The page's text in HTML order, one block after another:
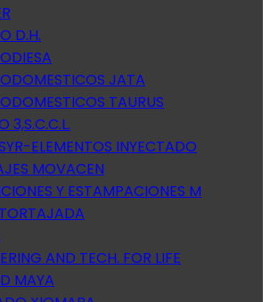
D.H.
JATA
TAURUS
3,S.C.C.L.
ELEMENTOS INYECTADO
MOVACEN
Y ESTAMPACIONES M
AND TECH. FOR LIFE
MAYA